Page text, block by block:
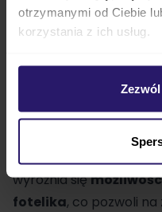
otrzymanymi od Ciebie
korzystania z ich usług.
Quantum Standard ma
amortyzację, a
Elementem zestawu
samochodowy
wyróżnia się
fotelika, co pozwoli